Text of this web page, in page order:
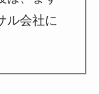
ル会社に